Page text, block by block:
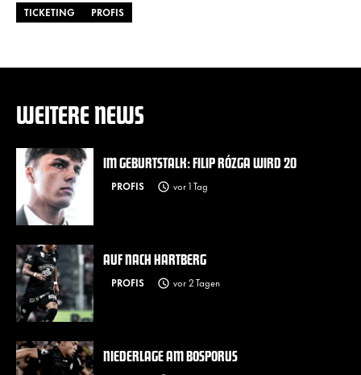
TICKETING PROFIS
WEITERE NEWS
IM GEBURTSTALK: FILIP RÓZGA WIRD 20
PROFIS vor 1 Tag
AUF NACH HARTBERG
PROFIS vor 2 Tagen
NIEDERLAGE AM BOSPORUS